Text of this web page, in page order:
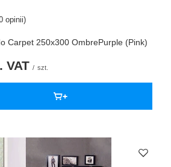
opinii)
Carpet 250x300 OmbrePurple (Pink)
VAT / szt.